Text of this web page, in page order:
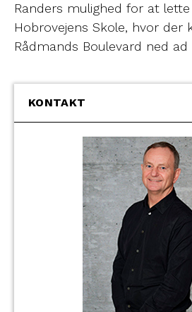
KONTAKT
Randers mulighed for at
Hobrovejens Skole, hvor der
Rådmands Boulevard ned ad